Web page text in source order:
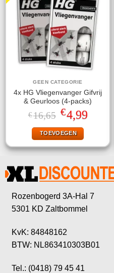
GEEN CATEGORIE
4x HG Vliegenvanger Gifvrij
& Geurloos (4-packs)
€16,65 Oorspronkelijke
prijs
was:
€16,65.
€4,99Huidige
prijs
TOEVOEGEN
Rozenbogerd 3A-Hal 7
5301 KD Zaltbommel
KvK: 84848162
BTW: NL863410303B01
Tel.: (0418) 79 45 41